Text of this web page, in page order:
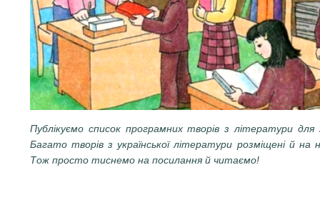
Публікуємо список програмних творів з літератури для
Багато творів з української літератури розміщені й на
Тож просто тиснемо на посилання й читаємо!